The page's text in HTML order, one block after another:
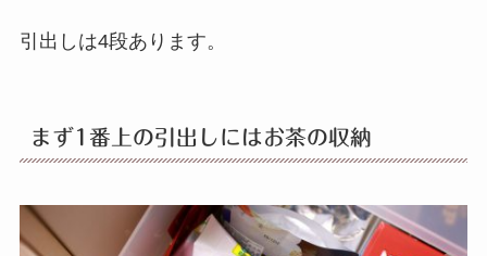
引出しは4段あります。
まず1番上の引出しにはお茶の収納